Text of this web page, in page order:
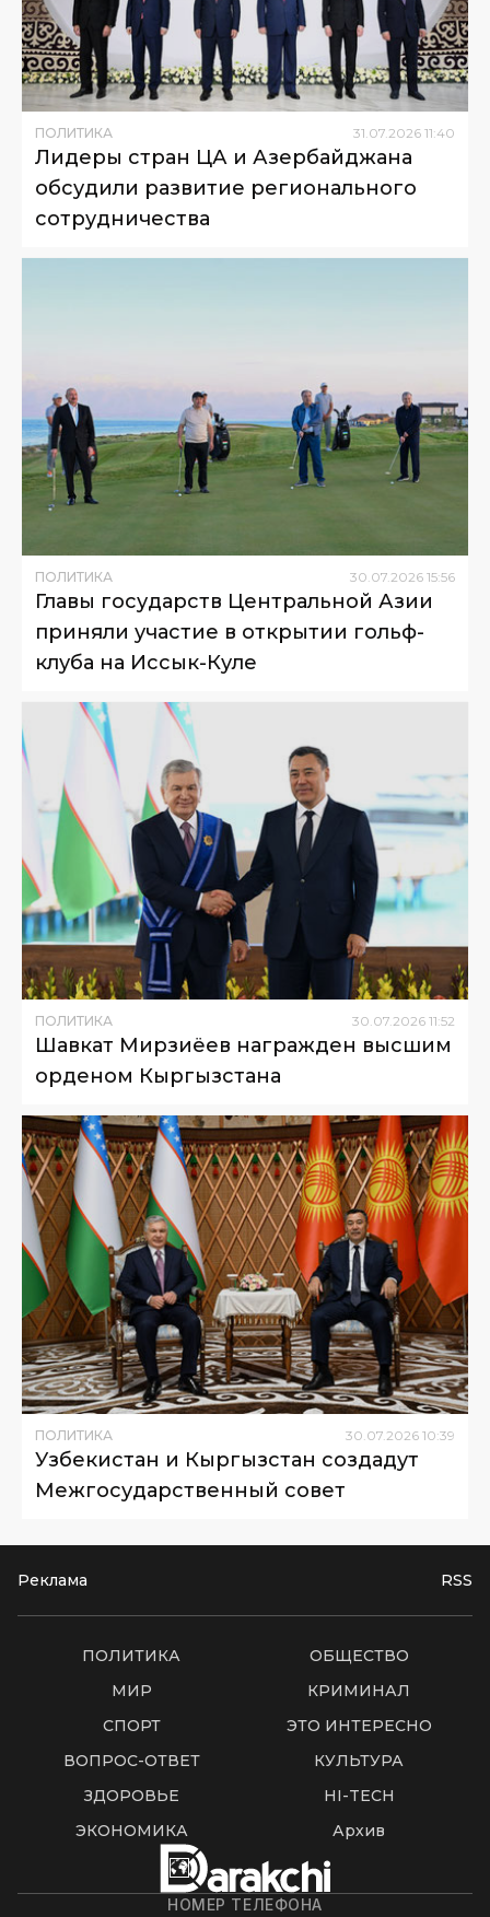
ПОЛИТИКА 31 07 2026 11:40
Лидеры стран ЦА и Азербайджана
обсудили развитие регионального
сотрудничества
ПОЛИТИКА 30.07.2026 15:56
Главы государств Центральной Азии
приняли участие в открытии гольф-
клуба на Иссык-Куле
ПОЛИТИКА 30.07.2026 11:52
Шавкат Мирзиёев награжден высшим
орденом Кыргызстана
ПОЛИТИКА 30 07 2026 10:39
Узбекистан и Кыргызстан создадут
Межгосударственный совет
Реклама RSS
ПОЛИТИКА
ОБЩЕСТВО
МИР
КРИМИНАЛ
СПОРТ
ЭТО ИНТЕРЕСНО
ВОПРОС-ОТВЕТ
КУЛЬТУРА
ЗДОРОВЬЕ
HI-TECH
ЭКОНОМИКА
Архив
НОМЕР ТЕЛЕФОНА